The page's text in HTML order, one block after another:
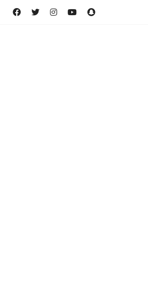
FacebookTwitterInstagramYouTube